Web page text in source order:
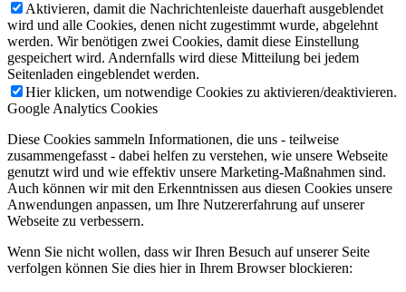
Aktivieren, damit die Nachrichtenleiste dauerhaft ausgeblendet
wird und alle Cookies, denen nicht zugestimmt wurde, abgelehnt
werden. Wir benötigen zwei Cookies, damit diese Einstellung
gespeichert wird. Andernfalls wird diese Mitteilung bei jedem
Seitenladen eingeblendet werden.
Hier klicken, um notwendige Cookies zu aktivieren/deaktivieren.
Google Analytics Cookies
Diese Cookies sammeln Informationen, die uns - teilweise
zusammengefasst - dabei helfen zu verstehen, wie unsere Webseite
genutzt wird und wie effektiv unsere Marketing-Maßnahmen sind.
Auch können wir mit den Erkenntnissen aus diesen Cookies unsere
Anwendungen anpassen, um Ihre Nutzererfahrung auf unserer
Webseite zu verbessern.
Wenn Sie nicht wollen, dass wir Ihren Besuch auf unserer Seite
verfolgen können Sie dies hier in Ihrem Browser blockieren: